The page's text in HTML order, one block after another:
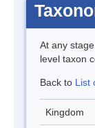
At any
level taxon
Back to List
Kingdom